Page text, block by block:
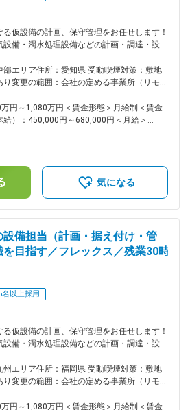
場を支えていきたいと思える方は活躍の機会
同社は、社内で協力しあう温かい社風で
と向き合い、一歩ずつ成長していきたい・社
の取得可能です。 ・フレックス活用で早
赴任者にも充実した手当が用意されておりま
生いたしません。。 変更の範囲：会
仮設備の計画、保守管理をお任せします！
設備・濁水処理設備などの計画・調達・設置
力がわく地域やコミュニティを共に描きつ
実現には、多様な人財の力を結集し、組織基
とが不可欠です。特に、中堅層社員の層を
土地造成等、大規模な土木構造物など、様々
件がございます。ゼネコンでの同様の設備
ない方でも入社後教育のうえ現場配属とさせ
水処理設備などを配備して工事を進める必要
れらの仮設備に関する計画・調達・設置・保
する業務を進めていただきます。 ＜西松
覧＞
例）： 愛知県内都市部シールド現場、ト
ざいます。選考の中で案件や配属先につい
して活躍したい方で、現場を支えていきたい
機会がございます。 ・同社は、社内で協
風です。自身の技術力と向き合い、一歩ずつ
・土日祝休みです。仮
があった場合は振替休日の取得可能です。
帰省手当など、単身赴任者にも充実した手
部エリア住所：愛知県 受動喫煙対策：敷地
り変更の範囲：会社の定める事業所（リモー
円～1,080万円＜賃金形態＞月給制＜賃金
給）：450,000円～680,000円＜月給＞
40歳：1070万／42歳：1150万※地域限定職
ル年収から85%の提示になります。賃金は
金額であり、選考を通じて上下する可能性が
気になる
設備担当（計画・据え付け・管
目指す／フレックス／残業30時
名以上採用
仮設備の計画、保守管理をお任せします！
設備・濁水処理設備などの計画・調達・設置
力がわく地域やコミュニティを共に描きつ
実現には、多様な人財の力を結集し、組織基
州エリア住所：福岡県 受動喫煙対策：敷地
り変更の範囲：会社の定める事業所（リモー
円～1,080万円＜賃金形態＞月給制＜賃金